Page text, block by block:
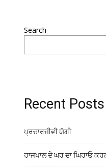
Search
Recent Posts
ਪ੍ਰਚਾਰਜੀਵੀ ਯੋਗੀ
ਰਾਜਪਾਲ ਦੇ ਘਰ ਦਾ ਘਿਰਾਓ